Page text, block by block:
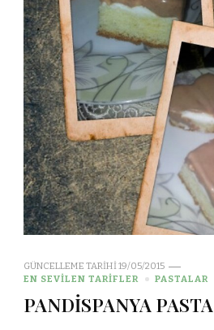
GÜNCELLEME TARIHI19/05/2015
EN SEVİLEN TARİFLER
PASTALAR
PANDİSPANYA PASTA